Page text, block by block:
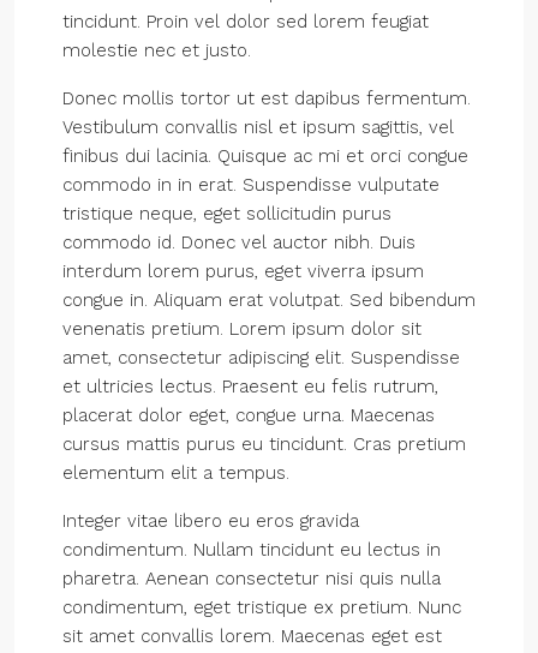
tincidunt. Proin vel dolor sed lorem feugiat
molestie nec et justo.
Donec mollis tortor ut est dapibus fermentum.
Vestibulum convallis nisl et ipsum sagittis, vel
finibus dui lacinia. Quisque ac mi et orci congue
commodo in in erat. Suspendisse vulputate
tristique neque, eget sollicitudin purus
commodo id. Donec vel auctor nibh. Duis
interdum lorem purus, eget viverra ipsum
congue in. Aliquam erat volutpat. Sed bibendum
venenatis pretium. Lorem ipsum dolor sit
amet, consectetur adipiscing elit. Suspendisse
et ultricies lectus. Praesent eu felis rutrum,
placerat dolor eget, congue urna. Maecenas
cursus mattis purus eu tincidunt. Cras pretium
elementum elit a tempus.
Integer vitae libero eu eros gravida
condimentum. Nullam tincidunt eu lectus in
pharetra. Aenean consectetur nisi quis nulla
condimentum, eget tristique ex pretium. Nunc
sit amet convallis lorem. Maecenas eget est